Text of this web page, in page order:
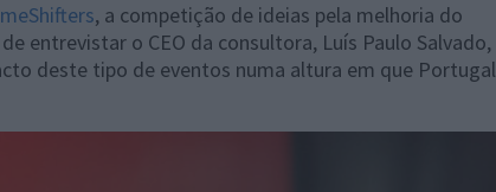
, a competição de ideias pela melhoria do
entrevistar o CEO da consultora, Luís Paulo Salvado,
deste tipo de eventos numa altura em que Portugal